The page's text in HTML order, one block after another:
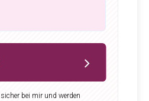
bei mir und werden